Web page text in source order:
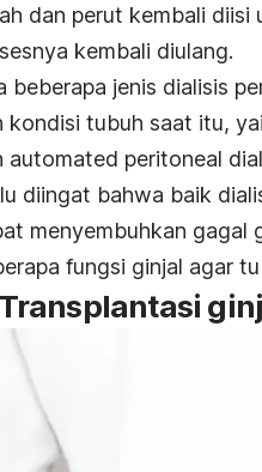
dan perut kembali diisi
kembali diulang.
beberapa jenis dialisis
kondisi tubuh saat itu,
automated peritoneal
diingat bahwa baik
menyembuhkan gagal
fungsi ginjal agar